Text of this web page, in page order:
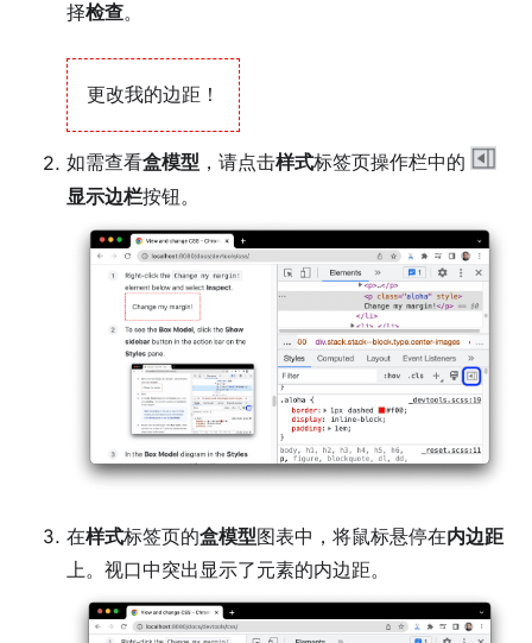
择检查。
更改我的边距！
如需查看盒模型 ，请点击样式标签页操作栏中的
显示边栏按钮。
在样式标签页的盒模型图表中，将鼠标悬停在内边距
上。视口中突出显示了元素的内边距。